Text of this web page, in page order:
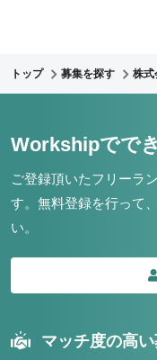
トップ 募集を探す 株式
Workshipでで
ご登録頂いたフリーラ
す。 無料登録を行って
い。
マッチ度の高